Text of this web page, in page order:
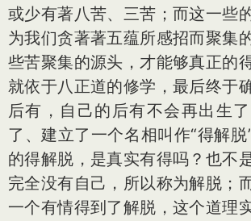
或少有著八苦、三苦；而这一些
为我们贪著著五蕴所感招而聚集
些苦聚集的源头，才能够真正的
就依于八正道的修学，最后终于
后有，自己的后有不会再出生
了、建立了一个名相叫作“得解
的得解脱，是真实有得吗？也不
完全没有自己，所以称为解脱；
一个有情得到了解脱，这个道理